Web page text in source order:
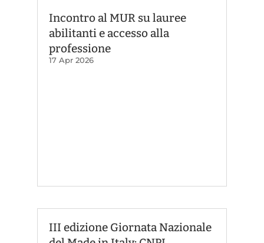
Incontro al MUR su lauree
abilitanti e accesso alla
professione
17 Apr 2026
III edizione Giornata Nazionale